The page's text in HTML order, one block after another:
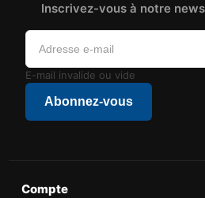
Inscrivez-vous à notre
E-mail invalide ou vide
Abonnez-vous
Compte